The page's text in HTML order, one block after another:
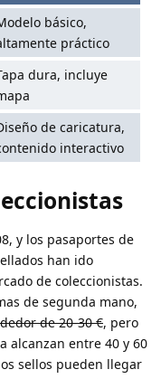
básico,
práctico
dura, incluye
de caricatura,
interactivo
y los pasaportes de
han ido
de coleccionistas.
de segunda mano,
de 20-30 €, pero
alcanzan entre 40 y 60
sellos pueden llegar